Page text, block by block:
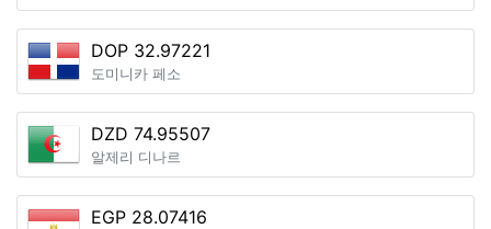
DOP 32.97221
도미니카 페소
DZD 74.95507
알제리 디나르
EGP 28.07416